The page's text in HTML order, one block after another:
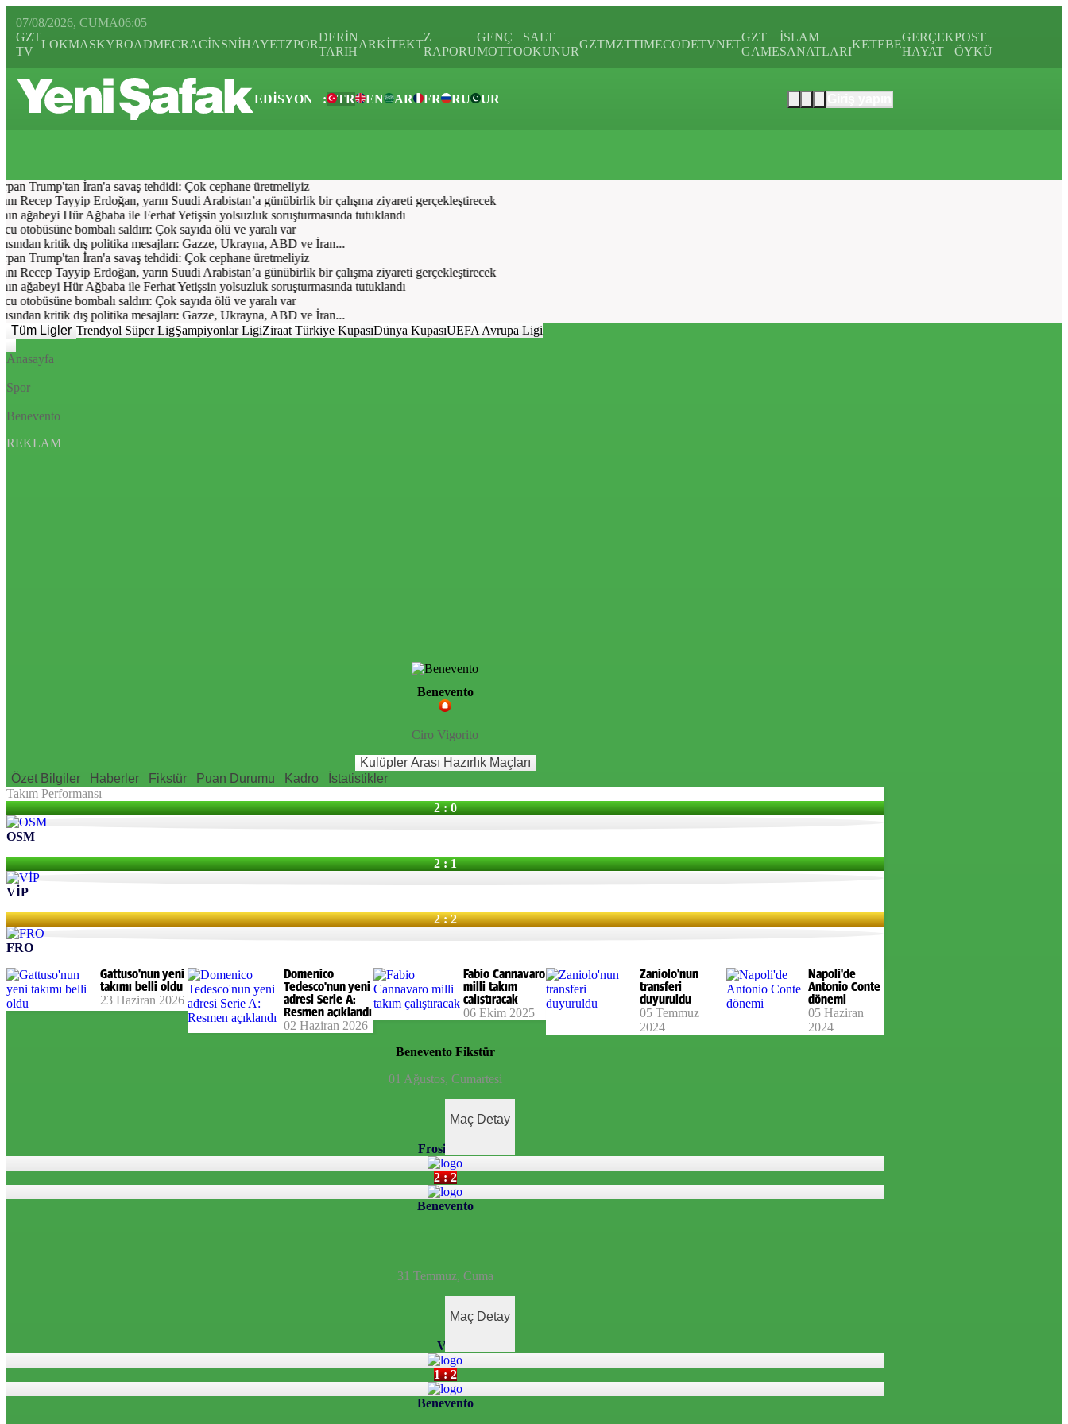
07/08/2026, CUMA06:05
GZT
TV
LOKMASKYROADMECRACİNSNİHAYETZPOR
DERİN
TARIH
ARKİTEKT
Z
RAPORU
GENÇ
MOTTO
SALT
OKUNUR
GZTMZTTIMECODETVNET
GZT
GAME
İSLAM
SANATLARI
KETEBE
GERÇEK
HAYAT
POST
ÖYKÜ
EDİSYON : TR EN AR FR RU UR
Trump'tan İran'a savaş tehdidi: Çok cephane üretmeliyiz
Recep Tayyip Erdoğan, yarın Suudi Arabistan’a günübirlik bir çalışma ziyareti gerçekleştirecek
ağabeyi Hür Ağbaba ile Ferhat Yetişsin yolsuzluk soruşturmasında tutuklandı
otobüsüne bombalı saldırı: Çok sayıda ölü ve yaralı var
kritik dış politika mesajları: Gazze, Ukrayna, ABD ve İran...
Trump'tan İran'a savaş tehdidi: Çok cephane üretmeliyiz
Recep Tayyip Erdoğan, yarın Suudi Arabistan’a günübirlik bir çalışma ziyareti gerçekleştirecek
ağabeyi Hür Ağbaba ile Ferhat Yetişsin yolsuzluk soruşturmasında tutuklandı
otobüsüne bombalı saldırı: Çok sayıda ölü ve yaralı var
kritik dış politika mesajları: Gazze, Ukrayna, ABD ve İran...
Tüm Ligler Trendyol Süper LigŞampiyonlar LigiZiraat Türkiye KupasıDünya KupasıUEFA Avrupa Ligi
Anasayfa
Spor
Benevento
REKLAM
Benevento
Ciro Vigorito
Kulüpler Arası Hazırlık Maçları
Özet Bilgiler
Haberler Fikstür Puan Durumu Kadro
İstatistikler
Takım Performansı
2 : 0
OSM
2 : 1
VİP
2 : 2
FRO
Gattuso'nun yeni
takımı belli oldu
23 Haziran 2026
Domenico
Tedesco'nun yeni
adresi Serie A:
Resmen açıklandı
02 Haziran 2026
Fabio Cannavaro
milli takım
çalıştıracak
06 Ekim 2025
Zaniolo'nun
transferi
duyuruldu
05 Temmuz
2024
Napoli'de
Antonio Conte
dönemi
05 Haziran
2024
Benevento Fikstür
01 Ağustos, Cumartesi
Maç Detay
Frosinone
2 : 2
Benevento
31 Temmuz, Cuma
Maç Detay
Vis
1 : 2
Benevento